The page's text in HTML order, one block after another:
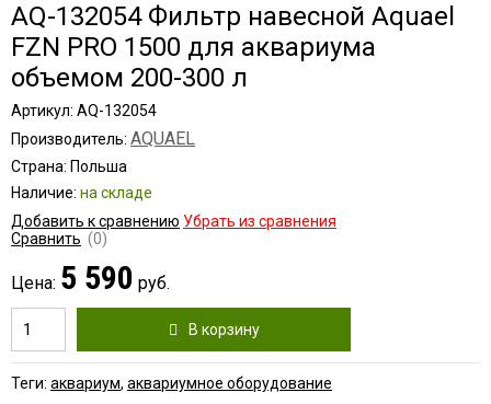
AQ-132054 Фильтр навесной Aquael
FZN PRO 1500 для аквариума
объемом 200-300 л
Артикул: AQ-132054
Производитель: AQUAEL
Страна: Польша
Наличие: на складе
Добавить к сравнению Убрать из сравнения
Сравнить (0)
Цена: 5 590 руб.
В корзину
Теги: аквариум, аквариумное оборудование